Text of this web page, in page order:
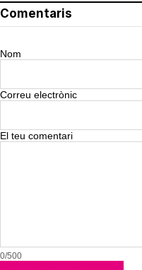
Comentaris
Nom
Correu electrònic
El teu comentari
0/500